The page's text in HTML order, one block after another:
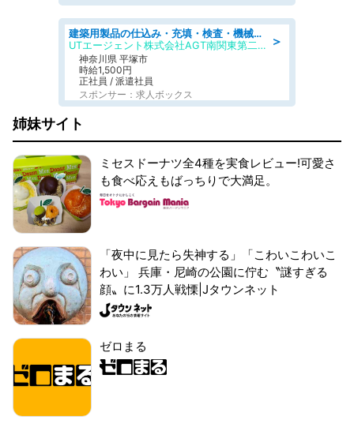
＞
建築用製品の仕込み・充填・検査・機械操作/寮完備/日払い/工場・製造
UTエージェント株式会社AGT南関東第二CU
神奈川県 平塚市
時給1,500円
正社員 / 派遣社員
スポンサー：求人ボックス
姉妹サイト
ミセスドーナツ全4種を実食レビュー!可愛さ
も食べ応えもばっちりで大満足。
「夜中に見たら失神する」「こわいこわいこ
わい」 兵庫・尼崎の公園に佇む〝謎すぎる
顔〟に1.3万人戦慄|Jタウンネット
ゼロまる